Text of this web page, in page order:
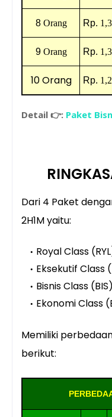
8 Orang Rp.
9 Orang Rp.
10Orang Rp.
Detail 👉: Paket
Dari 4 Paket
2H1M yaitu:
Royal Class
Eksekutif Class
Bisnis Class (BIS)
Ekonomi Class
Memiliki
berikut: